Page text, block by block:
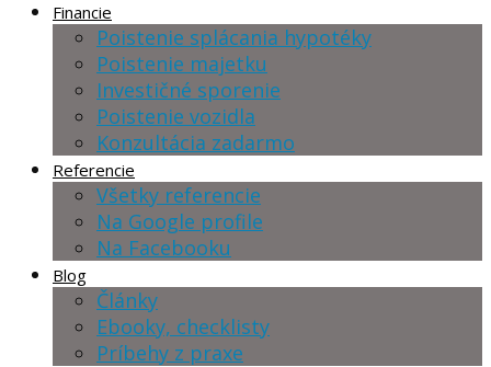
Financie
Poistenie splácania hypotéky
Poistenie majetku
Investičné sporenie
Poistenie vozidla
Konzultácia zadarmo
Referencie
Všetky referencie
Na Google profile
Na Facebooku
Blog
Články
Ebooky, checklisty
Príbehy z praxe